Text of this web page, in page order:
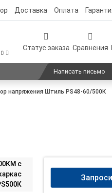
Доставка Оплата
Статус заказа Сравнения
Написать письмо
напряжения Штиль PS48-60/500К
с